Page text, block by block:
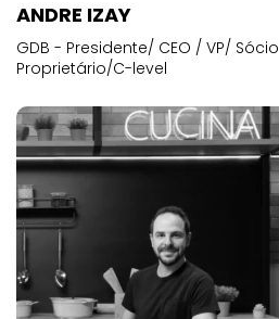
ANDRE IZAY
GDB - Presidente/ CEO / VP/ Sócio
Proprietário/C-level